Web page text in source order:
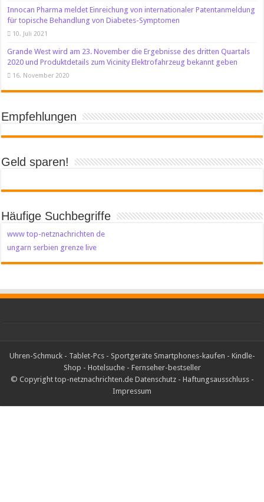
Innocan Pharma meldet Einreichung von internationaler Patentanmeldung
für topische Behandlung von Diabetes-Symptomen
10. Juli 2021
Grande West wird am 23. November die Ergebnisse des dritten Quartals
2020 und Produktdetails zum Vicinity Elektrofahrzeug bekannt geben
16. November 2020
Empfehlungen
Geld sparen!
Häufige Suchbegriffe
www top-netznachrichten de
ungarn serbien grenze live
Uhren-Schmuck- Tablet-Pcs- Sportgeräte Smartphones-kaufen - Kindle-
Shop - Hotelsuche- Fernseher-bestseller
© Copyright top-netznachrichten.de Datenschutz- Haftungsausschluss-
Impressum